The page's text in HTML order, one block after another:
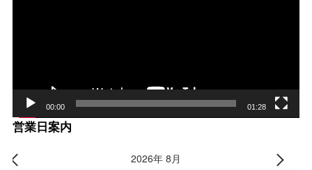
00:00 01:28
営業日案内
2026年 8月